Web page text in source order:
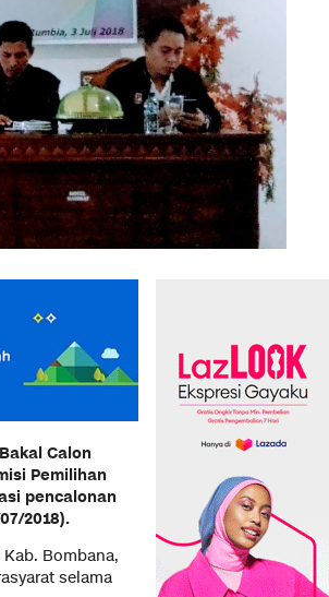
Calon
Pemilihan
pencalonan
2018).
Bombana,
selama